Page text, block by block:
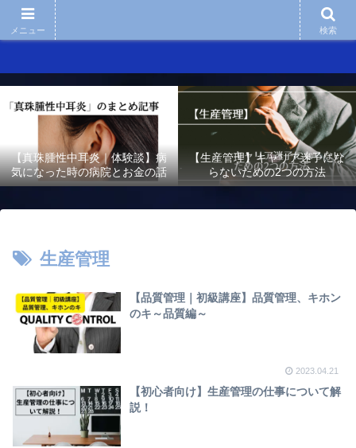
【真珠腫性中耳炎｜体験談】病
気になった時の病院とお金の話
【生産管理】キャリア迷子にな
らないための2つの方法
生産管理
【品質管理｜初級講座】品質管理、キホン
のキ～品質編～
2023.04.21
【初心者向け】生産管理の仕事について解
説！
メニュー 検索